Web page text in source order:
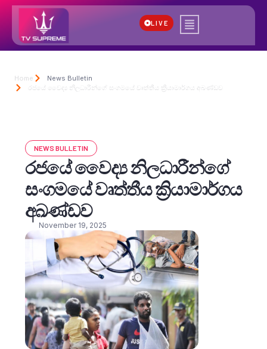
LIVE
Home
News Bulletin
රජයේ වෛද්‍ය නිලධාරීන්ගේ සංගමයේ වෘත්තීය ක්‍රියාමාර්ගය අඛණ්ඩව
NEWS BULLETIN
රජයේ වෛද්‍ය නිලධාරීන්ගේ
සංගමයේ වෘත්තීය ක්‍රියාමාර්ගය
අඛණ්ඩව
November 19, 2025